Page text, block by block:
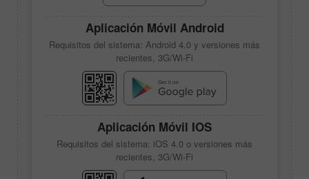
Aplicación Móvil Android
Requisitos del sistema: Android 4.0 y versiones más
recientes, 3G/Wi-Fi
Aplicación Móvil IOS
Requisitos del sistema: iOS 4.0 o versiones más
recientes, 3G/Wi-Fi